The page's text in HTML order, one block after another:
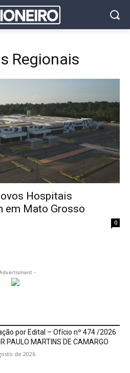
Regionais
Hospitais
em Mato Grosso
0
-
por Edital – Ofício nº 474 /2026
PAULO MARTINS DE CAMARGO
de 2026